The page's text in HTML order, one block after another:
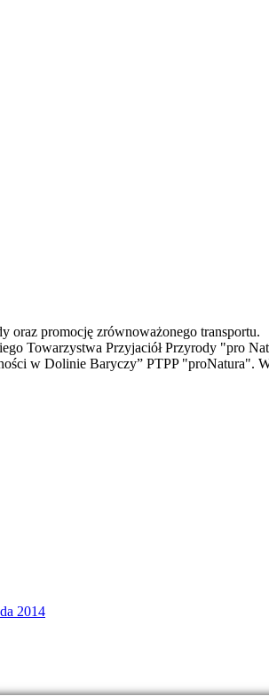
oraz promocję zrównoważonego transportu.
Towarzystwa Przyjaciół Przyrody "pro
w Dolinie Baryczy” PTPP "proNatura".
2014